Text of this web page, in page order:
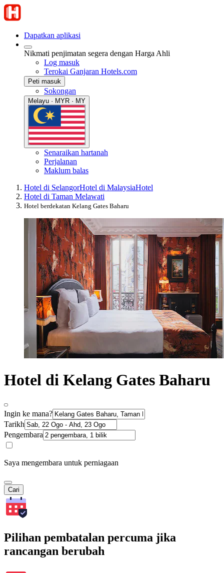
Dapatkan aplikasi
Nikmati penjimatan segera dengan Harga Ahli
Log masuk
Terokai Ganjaran Hotels.com
Peti masuk
Sokongan
Melayu · MYR · MY
Senaraikan hartanah
Perjalanan
Maklum balas
Hotel di SelangorHotel di MalaysiaHotel
Hotel di Taman Melawati
Hotel berdekatan Kelang Gates Baharu
Hotel di Kelang Gates Baharu
Ingin ke mana?
Tarikh
Pengembara
Saya mengembara untuk perniagaan
Cari
Pilihan pembatalan percuma jika
rancangan berubah